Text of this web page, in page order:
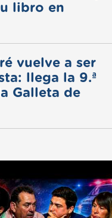
libro en
vuelve a ser
llega la 9.ª
Galleta de